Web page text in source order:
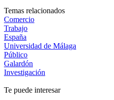
Temas relacionados
Comercio
Trabajo
España
Universidad de Málaga
Público
Galardón
Investigación
Te puede interesar